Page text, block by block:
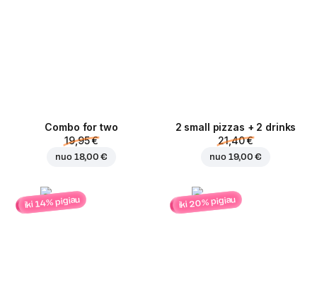
Combo for two
19,95 €
nuo 18,00 €
2 small pizzas + 2 drinks
21,40 €
nuo 19,00 €
iki 14% pigiau iki 20% pigiau